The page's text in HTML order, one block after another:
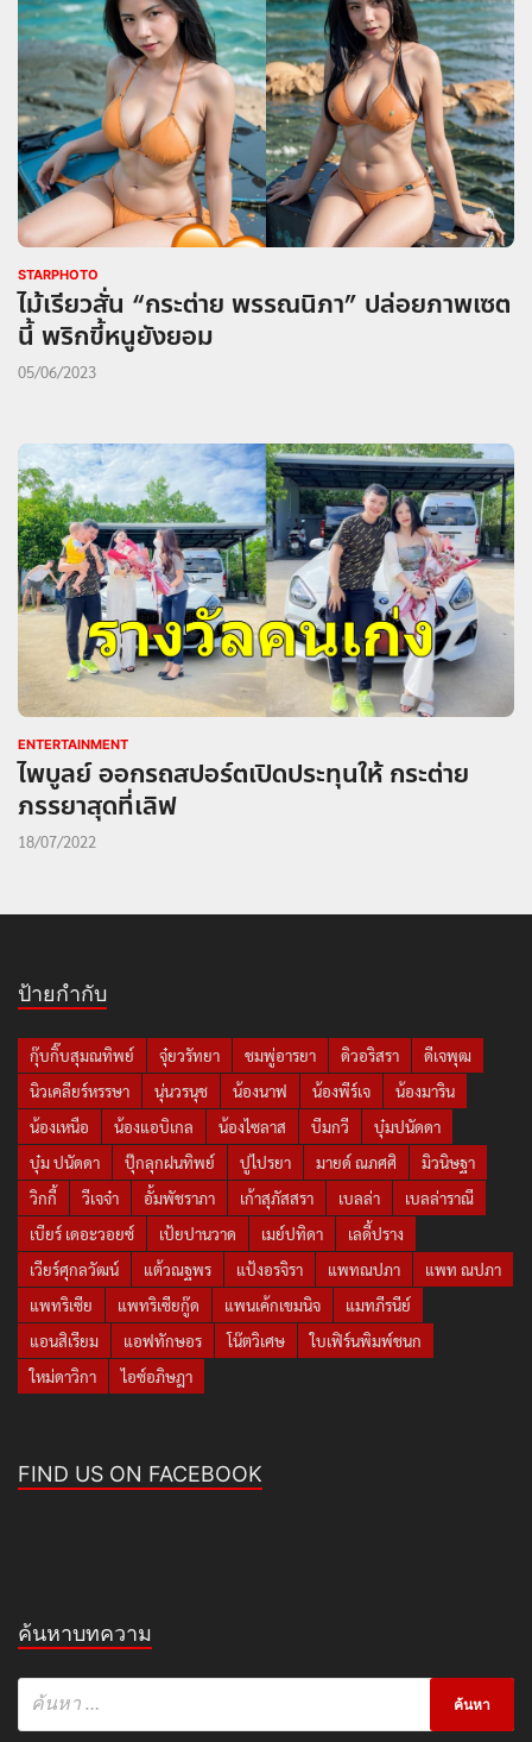
STARPHOTO
ไม้เรียวสั่น “กระต่าย พรรณนิภา” ปล่อยภาพเซต
นี้ พริกขี้หนูยังยอม
05/06/2023
ENTERTAINMENT
ไพบูลย์ ออกรถสปอร์ตเปิดประทุนให้ กระต่าย
ภรรยาสุดที่เลิฟ
18/07/2022
ป้ายกำกับ
กุ๊บกิ๊บสุมณทิพย์ จุ๋ยวรัทยา ชมพู่อารยา ดิวอริสรา
ดีเจพุฒ
นิวเคลียร์หรรษา
นุ่นวรนุช น้องนาฟ น้องพีร์เจ
น้องมาริน
น้องเหนือ
น้องแอบิเกล น้องไซลาส บีมกวี
บุ๋มปนัดดา
บุ๋ม ปนัดดา
ปุ๊กลุกฝนทิพย์ ปูไปรยา มายด์ ณภศศิ
มิวนิษฐา
วิกกี้
วีเจจ๋า อั้มพัชราภา เก้าสุภัสสรา เบลล่า
เบลล่าราณี
เบียร์ เดอะวอยซ์
เป้ยปานวาด เมย์ปทิดา
เลดี้ปราง
เวียร์ศุกลวัฒน์
แต้วณฐพร แป้งอรจิรา แพทณปภา
แพท ณปภา
แพทริเซีย
แพทริเซียกู๊ด แพนเค้กเขมนิจ
แมทภีรนีย์
แอนสิเรียม
แอฟทักษอร โน๊ตวิเศษ
ใบเฟิร์นพิมพ์ชนก
ใหม่ดาวิกา
ไอซ์อภิษฎา
FIND US ON FACEBOOK
ค้นหาบทความ